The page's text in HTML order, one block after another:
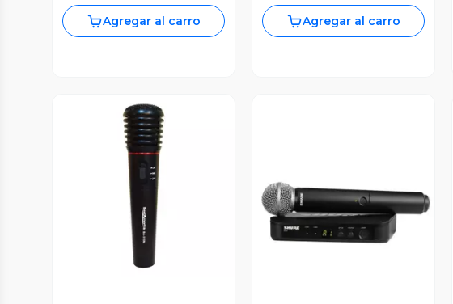
Agregar al carro Agregar al carro
Vista Previa
Vista Previa